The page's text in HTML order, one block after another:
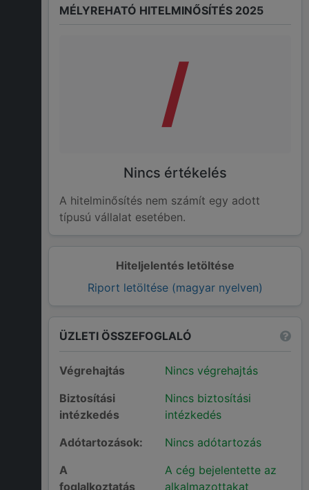
Hiteljelentés letöltése
Riport letöltése (magyar nyelven)
MÉLYREHATÓ HITELMINŐSÍTÉS 2025
/
Nincs értékelés
A hitelminősítés nem számít egy adott
típusú vállalat esetében.
ÜZLETI ÖSSZEFOGLALÓ
Végrehajtás
Nincs végrehajtás
Biztosítási
intézkedés
Nincs biztosítási
intézkedés
Adótartozások:
Nincs adótartozás
A
foglalkoztatás
A cég bejelentette az
alkalmazottakat